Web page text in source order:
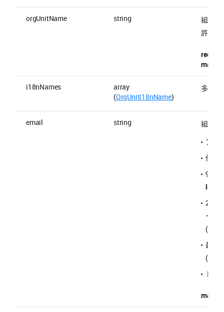
orgUnitName string
組織名
許容さ
i18nNames
array
(OrgUnitI18nName)
多言語
email string
組織メ
アド
他の
90 字
2～
ーバ
("
最初
("
ドッ